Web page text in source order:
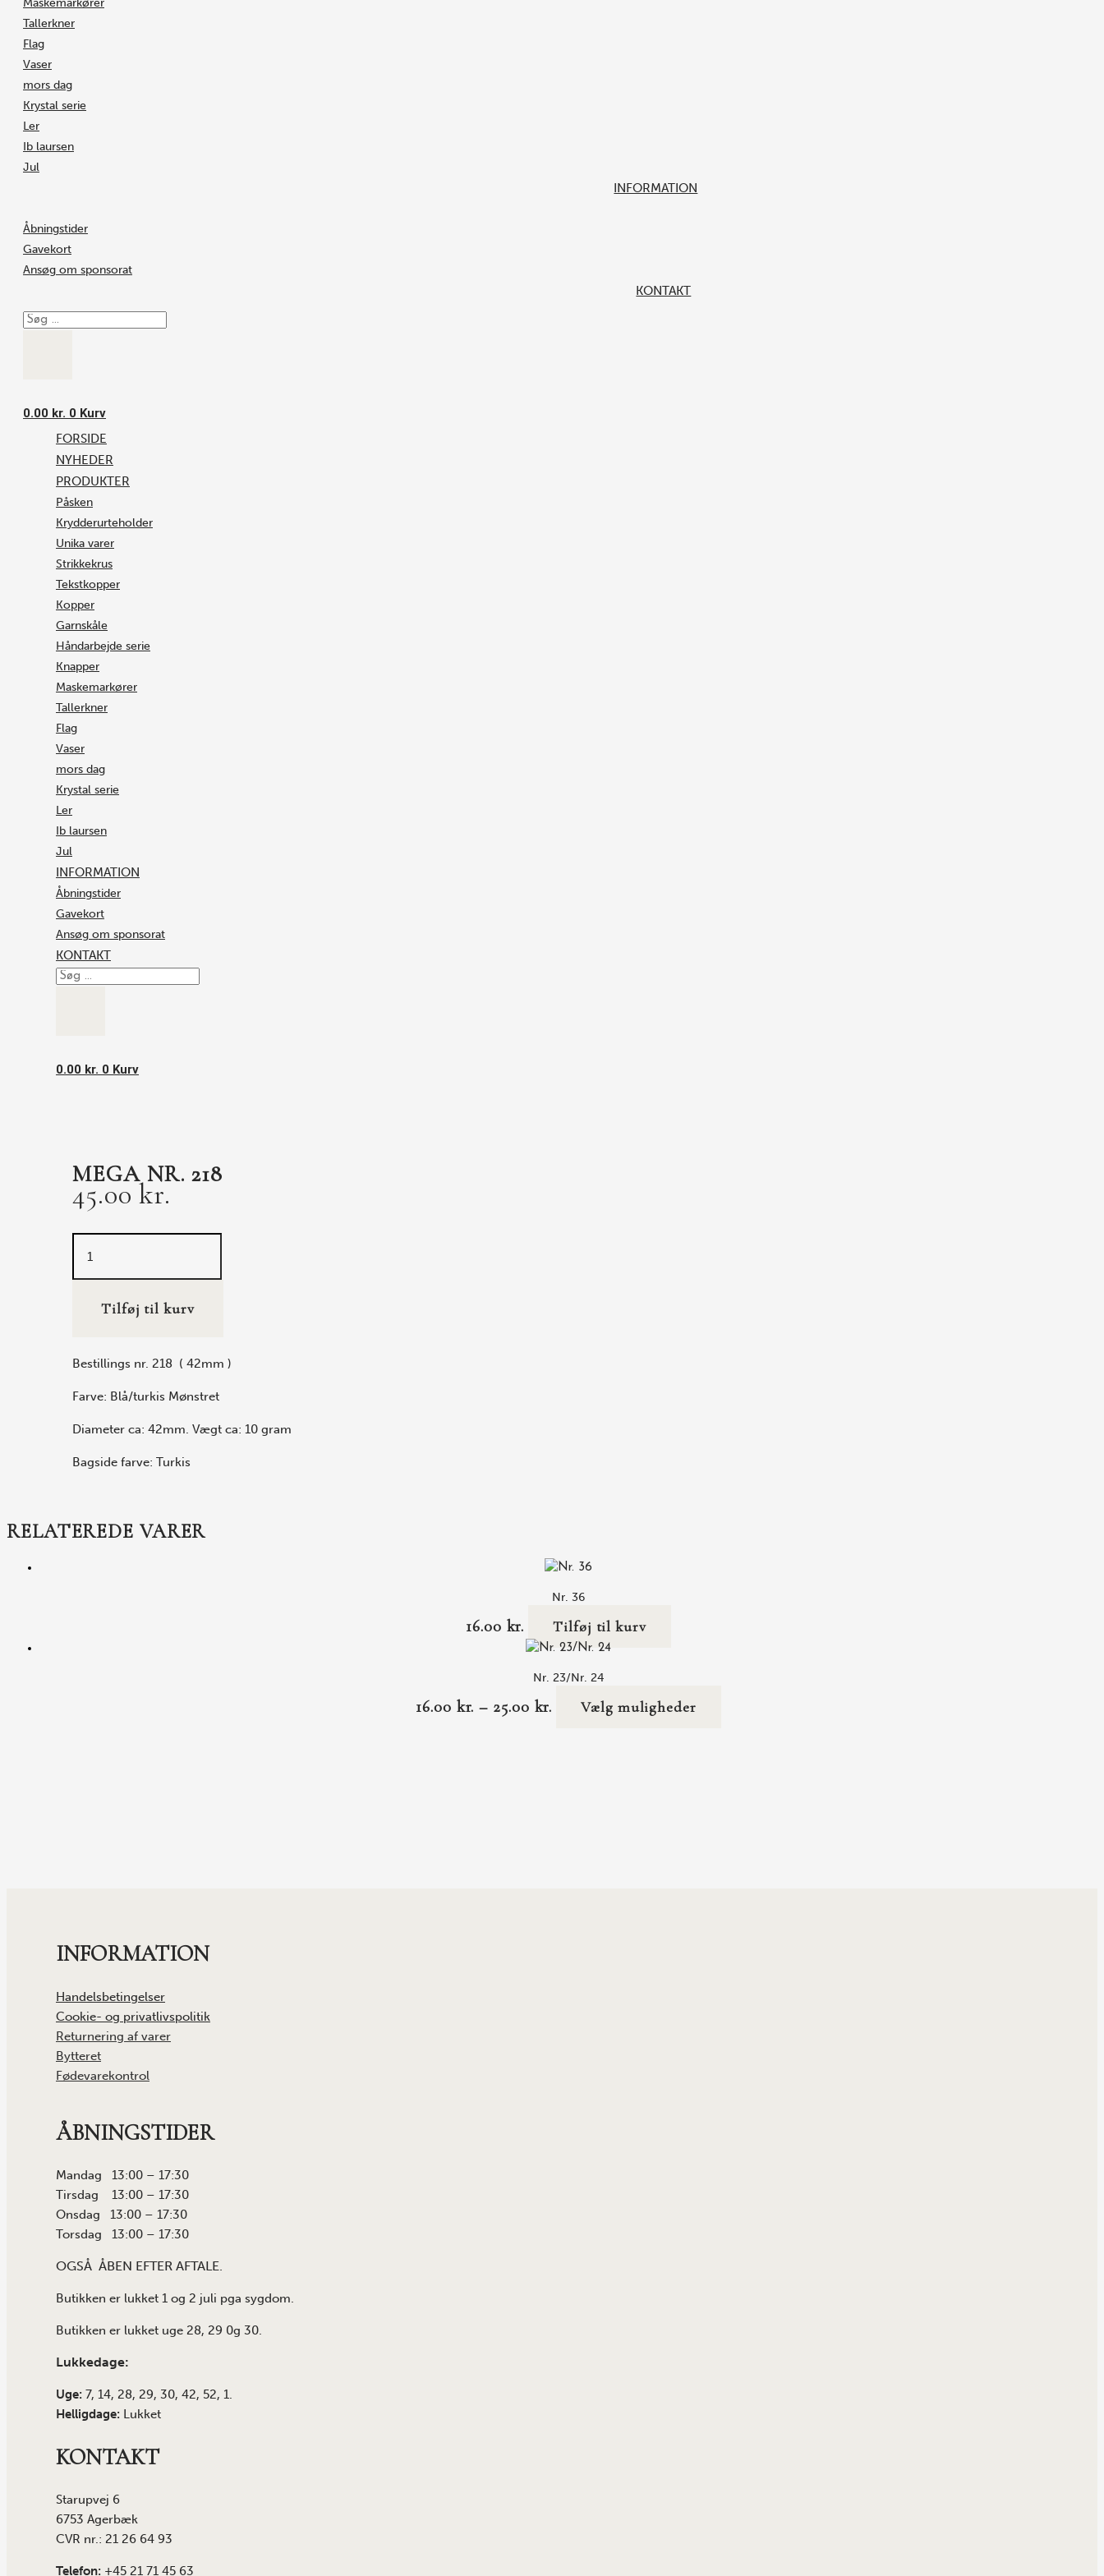
Maskemarkører
Tallerkner
Flag
Vaser
mors dag
Krystal serie
Ler
Ib laursen
Jul
INFORMATION
Åbningstider
Gavekort
Ansøg om sponsorat
KONTAKT
0.00 kr. 0 Kurv
FORSIDE
NYHEDER
PRODUKTER
Påsken
Krydderurteholder
Unika varer
Strikkekrus
Tekstkopper
Kopper
Garnskåle
Håndarbejde serie
Knapper
Maskemarkører
Tallerkner
Flag
Vaser
mors dag
Krystal serie
Ler
Ib laursen
Jul
INFORMATION
Åbningstider
Gavekort
Ansøg om sponsorat
KONTAKT
0.00 kr. 0 Kurv
MEGA NR. 218
45.00kr.
Tilføj til kurv
Bestillings nr. 218 ( 42mm )
Farve: Blå/turkis Mønstret
Diameter ca: 42mm. Vægt ca: 10 gram
Bagside farve: Turkis
RELATEREDE VARER
Nr. 36
16.00 kr. Tilføj til kurv
Nr. 23/Nr. 24
16.00 kr. – 25.00 kr. Vælg muligheder
INFORMATION
Handelsbetingelser
Cookie- og privatlivspolitik
Returnering af varer
Bytteret
Fødevarekontrol
ÅBNINGSTIDER
Mandag 13:00 – 17:30
Tirsdag 13:00 – 17:30
Onsdag 13:00 – 17:30
Torsdag 13:00 – 17:30
OGSÅ ÅBEN EFTER AFTALE.
Butikken er lukket 1 og 2 juli pga sygdom.
Butikken er lukket uge 28, 29 0g 30.
Lukkedage:
Uge: 7, 14, 28, 29, 30, 42, 52, 1.
Helligdage: Lukket
KONTAKT
Starupvej 6
6753 Agerbæk
CVR nr.: 21 26 64 93
Telefon: +45 21 71 45 63